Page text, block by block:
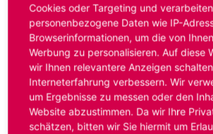
Hinweis:Das von ihnen aufgerufene
bereits ausgelaufen. Alternative
Sie unter:
www.schmieder-personal.de/
Oder Sie bewerben sich
initiativund wir
passende Stellenangebote.
Cookies oder Targeting und verarbeiten
personenbezogene Daten wie IP-
Browserinformationen, um die von
Werbung zu personalisieren. Auf diese
wir Ihnen relevantere Anzeigen
Interneterfahrung verbessern. Wir
um Ergebnisse zu messen oder den
Website abzustimmen. Da wir Ihre
schätzen, bitten wir Sie hiermit um